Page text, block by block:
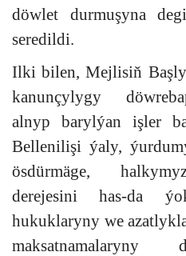
döwlet durmuşyna
seredildi.
Ilki bilen, Mejlisiň
kanunçylygy
alnyp barylýan işler
Bellenilişi ýaly,
ösdürmäge,
derejesini has-da
hukuklaryny we
maksatnamalaryny